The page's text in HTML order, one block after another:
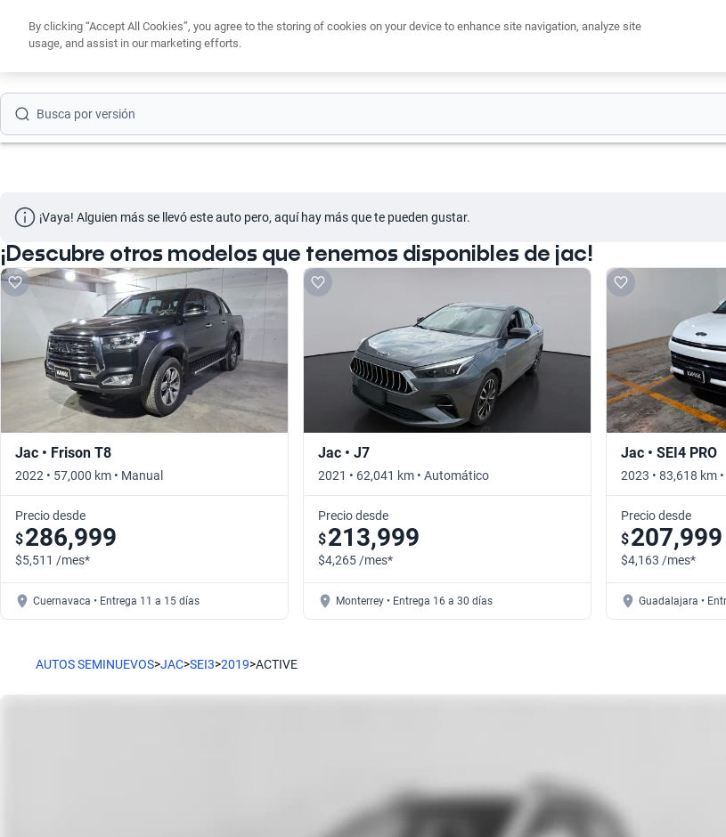
Cuida tu
Busca por marca
Busca por modelo
Busca por versión
Busca por año
Busca por modelo
Busca por versión
Busca por año
¡Vaya! Alguien más se llevó este auto pero, aquí hay más que te pueden gustar.
¡Descubre otros modelos que tenemos disponibles de jac!
Jac • Frison T8
2022 • 57,000 km • Manual
Precio desde
$286,999
$5,511 /mes*
Cuernavaca • Entrega 11 a 15 días
Jac • J7
2021 • 62,041 km • Automático
Precio desde
$213,999
$4,265 /mes*
Monterrey • Entrega 16 a 30 días
Jac • SEI4 PRO
2023 • 83,618 km
Precio desde
$207,999
$4,163 /mes*
Guadalajara •
AUTOS SEMINUEVOS>JAC>SEI3>2019>ACTIVE
By clicking “Accept All Cookies”, you agree to the storing of cookies on your device to enhance site navigation, analyze site
usage, and assist in our marketing efforts.